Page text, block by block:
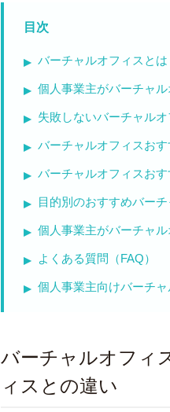
目次
バーチャルオフィスと
個人事業主がバーチャ
失敗しないバーチャル
バーチャルオフィスお
バーチャルオフィスお
目的別のおすすめバー
個人事業主がバーチャ
よくある質問（FAQ）
個人事業主向けバーチ
バーチャルオフィ
ィスとの違い